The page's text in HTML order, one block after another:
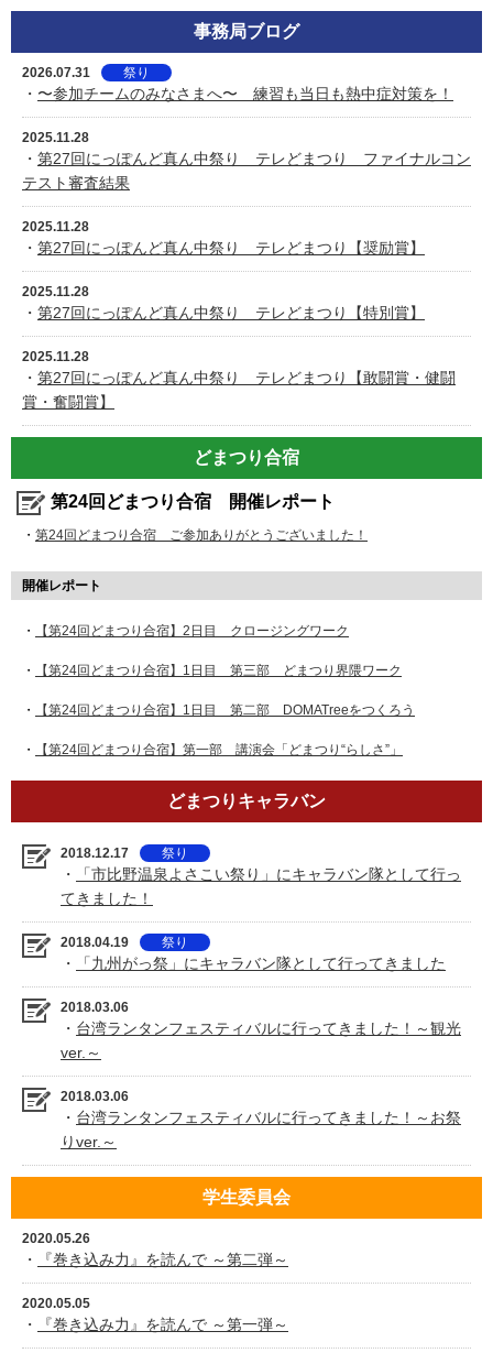
事務局ブログ
2026.07.31 祭り
・ 〜参加チームのみなさまへ〜 練習も当日も熱中症対策を！
2025.11.28
・ 第27回にっぽんど真ん中祭り テレどまつり ファイナルコン
テスト審査結果
2025.11.28
・ 第27回にっぽんど真ん中祭り テレどまつり【奨励賞】
2025.11.28
・ 第27回にっぽんど真ん中祭り テレどまつり【特別賞】
2025.11.28
・ 第27回にっぽんど真ん中祭り テレどまつり【敢闘賞・健闘
賞・奮闘賞】
どまつり合宿
第24回どまつり合宿 開催レポート
・ 第24回どまつり合宿 ご参加ありがとうございました！
開催レポート
・ 【第24回どまつり合宿】2日目 クロージングワーク
・ 【第24回どまつり合宿】1日目 第三部 どまつり界隈ワーク
・ 【第24回どまつり合宿】1日目 第二部 DOMATreeをつくろう
・ 【第24回どまつり合宿】第一部 講演会「どまつり“らしさ”」
どまつりキャラバン
2018.12.17 祭り
・
「市比野温泉よさこい祭り」にキャラバン隊として行っ
てきました！
2018.04.19 祭り
・ 「九州がっ祭」にキャラバン隊として行ってきました
2018.03.06
・ 台湾ランタンフェスティバルに行ってきました！～観光
ver.～
2018.03.06
・ 台湾ランタンフェスティバルに行ってきました！～お祭
りver.～
学生委員会
2020.05.26
・ 『巻き込み力』を読んで ～第二弾～
2020.05.05
・ 『巻き込み力』を読んで ～第一弾～